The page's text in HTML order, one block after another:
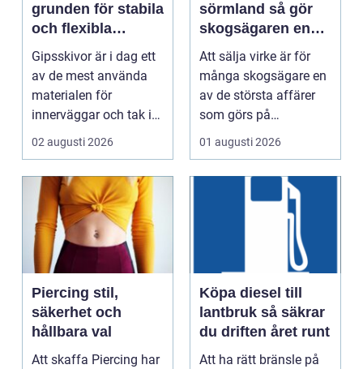
grunden för stabila
och flexibla
innerväggar
Gipsskivor är i dag ett
av de mest använda
materialen för
innerväggar och tak i
både bostäder och of...
02 augusti 2026
sörmland så gör
skogsägaren en
trygg och lönsam
affär
Att sälja virke är för
många skogsägare en
av de största affärer
som görs på
fastigheten. Samtidigt
01 augusti 2026
Piercing stil,
säkerhet och
hållbara val
Att skaffa Piercing har
Köpa diesel till
lantbruk så säkrar
du driften året runt
Att ha rätt bränsle på